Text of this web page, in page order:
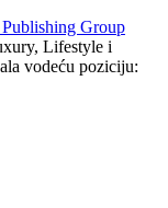
Group
Lifestyle i
vodeću poziciju: